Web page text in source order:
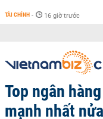
TÀI CHÍNH - 16 giờ trước
Top ngân
mạnh nhất